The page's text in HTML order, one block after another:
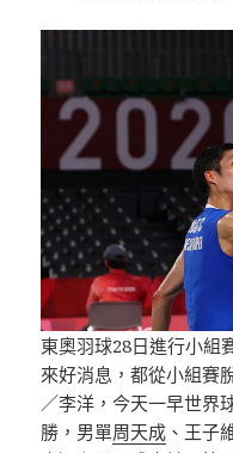
東奧羽球28日進行小組
來好消息，都從小組賽
／李洋，今天一早世界
勝，男單周天成 、王子